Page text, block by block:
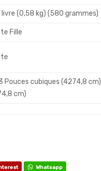
livre (0,58 kg) (580 grammes)
Fille
Pouces cubiques (4274,8 cm)
cm)
Whatsapp